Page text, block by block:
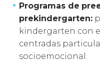
Programas de
prekindergarten:
kindergarten con
centradas
socioemocional.